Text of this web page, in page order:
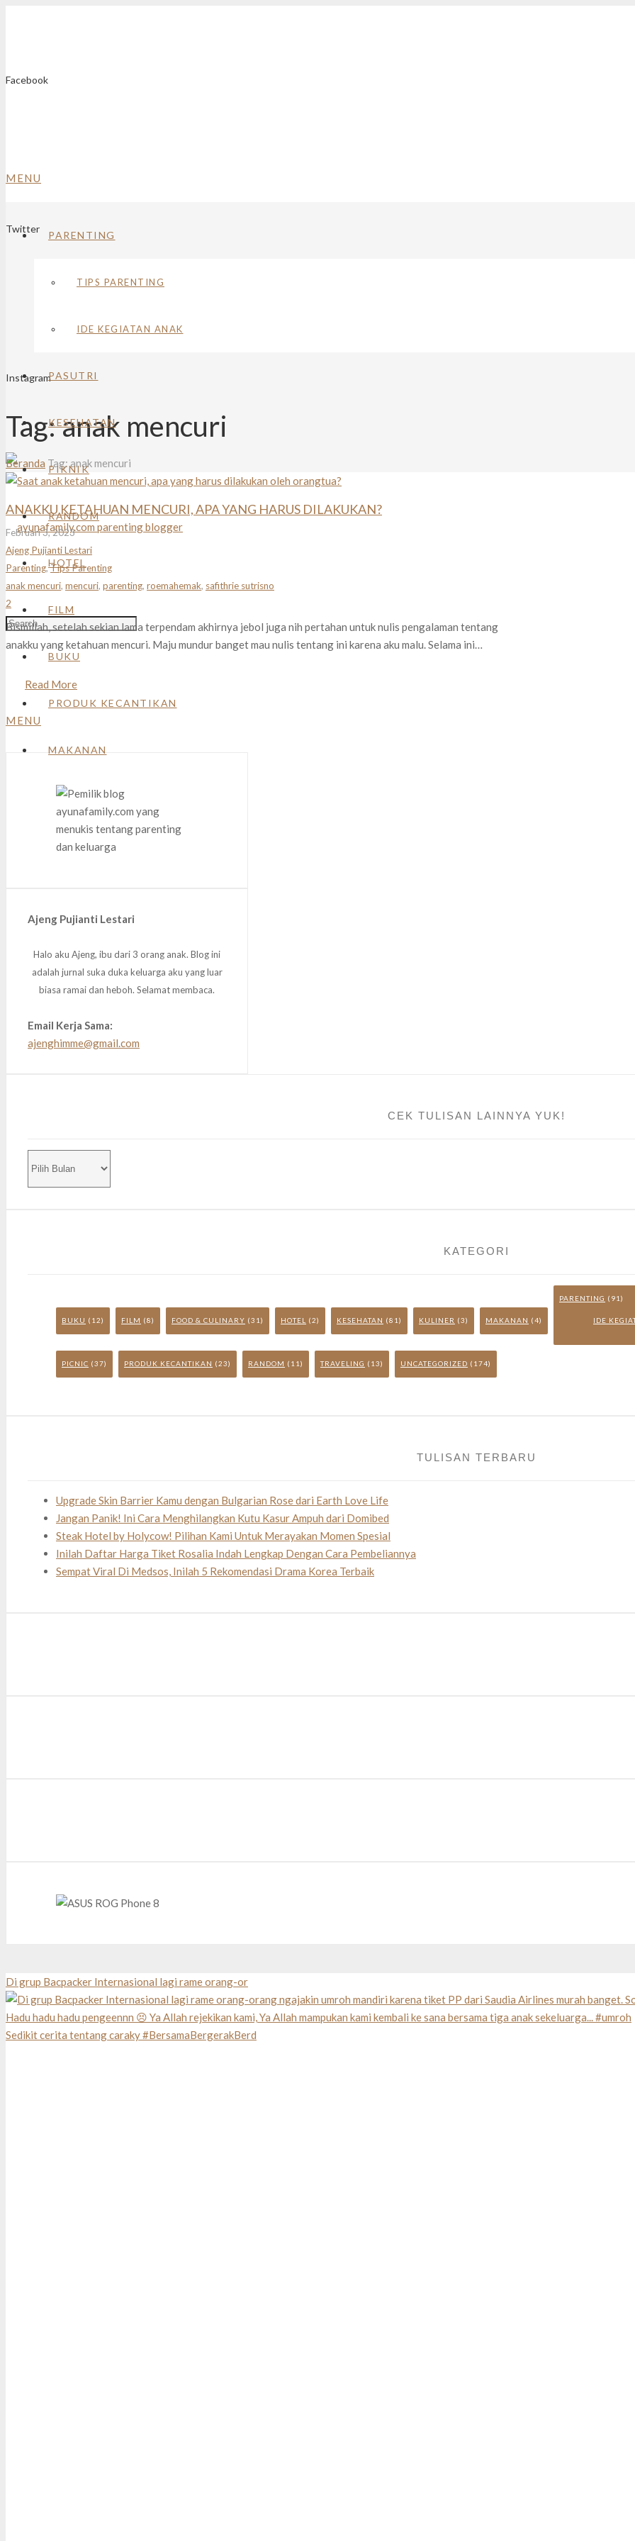
Facebook
Twitter
Instagram
MENU
MENU
PARENTING
TIPS PARENTING
IDE KEGIATAN ANAK
PASUTRI
KESEHATAN
PIKNIK
RANDOM
HOTEL
FILM
BUKU
PRODUK KECANTIKAN
MAKANAN
Tag:anak mencuri
Beranda Tag: anak mencuri
ANAKKU KETAHUAN MENCURI, APA YANG HARUS DILAKUKAN?
Februari 3, 2023
Ajeng Pujianti Lestari
Parenting,Tips Parenting
anak mencuri, mencuri, parenting, roemahemak, safithrie sutrisno
2
Bismillah, setelah sekian lama terpendam akhirnya jebol juga nih pertahan untuk nulis pengalaman tentang
anakku yang ketahuan mencuri. Maju mundur banget mau nulis tentang ini karena aku malu. Selama ini…
Read More
Ajeng Pujianti Lestari
Halo aku Ajeng, ibu dari 3 orang anak. Blog ini
adalah jurnal suka duka keluarga aku yang luar
biasa ramai dan heboh. Selamat membaca.
Email Kerja Sama:
ajenghimme@gmail.com
CEK TULISAN LAINNYA YUK!
TULISAN
KATEGORI
BUKU (12) FILM (8) FOOD & CULINARY (31) HOTEL (2) KESEHATAN (81) KULINER (3) MAKANAN (4)
PARENTING (91)
IDE
PICNIC (37) PRODUK KECANTIKAN (23) RANDOM (11) TRAVELING (13) UNCATEGORIZED (174)
TULISAN TERBARU
Upgrade Skin Barrier Kamu dengan Bulgarian Rose dari Earth Love Life
Jangan Panik! Ini Cara Menghilangkan Kutu Kasur Ampuh dari Domibed
Steak Hotel by Holycow! Pilihan Kami Untuk Merayakan Momen Spesial
Inilah Daftar Harga Tiket Rosalia Indah Lengkap Dengan Cara Pembeliannya
Sempat Viral Di Medsos, Inilah 5 Rekomendasi Drama Korea Terbaik
Di grup Bacpacker Internasional lagi rame orang-or
Sedikit cerita tentang caraky #BersamaBergerakBerd